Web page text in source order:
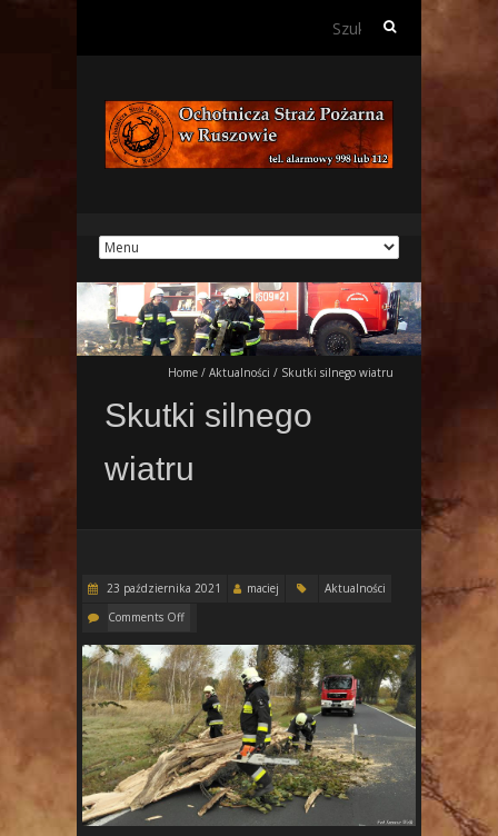
Szukaj:
Home / Aktualności / Skutki silnego wiatru
Skutki silnego
wiatru
23 października 2021 maciej
Aktualności
Comments Off